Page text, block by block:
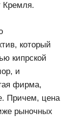
Кремля.
который
кипрской
и
фирма,
Причем, цена
рыночных